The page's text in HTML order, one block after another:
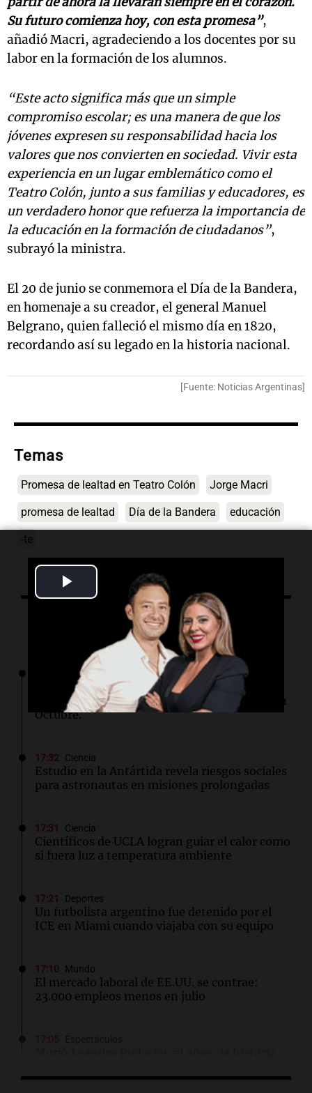
Video
Su futuro comienza hoy, con esta promesa”,
añadió Macri, agradeciendo a los docentes por su
labor en la formación de los alumnos.
“Este acto significa más que un simple
compromiso escolar; es una manera de que los
jóvenes expresen su responsabilidad hacia los
valores que nos convierten en sociedad. Vivir esta
experiencia en un lugar emblemático como el
Teatro Colón, junto a sus familias y educadores, es
un verdadero honor que refuerza la importancia de
la educación en la formación de ciudadanos”,
subrayó la ministra.
El 20 de junio se conmemora el Día de la Bandera,
en homenaje a su creador, el general Manuel
Belgrano, quien falleció el mismo día en 1820,
recordando así su legado en la historia nacional.
[Fuente: Noticias Argentinas]
Temas
Promesa de lealtad en Teatro Colón Jorge Macri
promesa de lealtad Día de la Bandera educación
-te
Lo último
Desde el podio
TC Pick Up: Las "Chatas del Campo
Argentino" vuelven al Autódromo Cabalén en
Octubre.
17:32 Ciencia
Estudio en la Antártida revela riesgos sociales
para astronautas en misiones prolongadas
17:31 Ciencia
Científicos de UCLA logran guiar el calor como
si fuera luz a temperatura ambiente
17:21 Deportes
Un futbolista argentino fue detenido por el
ICE en Miami cuando viajaba con su equipo
17:10 Mundo
El mercado laboral de EE.UU. se contrae:
23.000 empleos menos en julio
época